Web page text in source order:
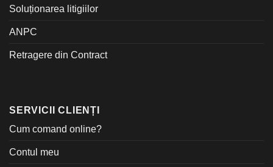
Soluționarea litigiilor
ANPC
Retragere din Contract
SERVICII CLIENȚI
Cum comand online?
Contul meu